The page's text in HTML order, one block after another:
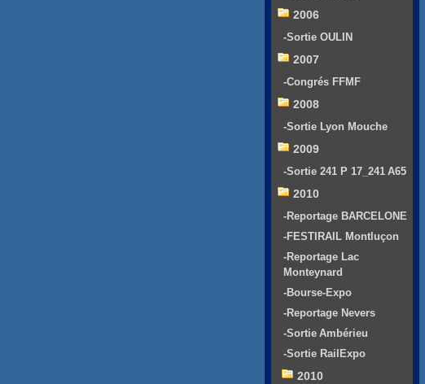
2006
-Sortie OULIN
2007
-Congrés FFMF
2008
-Sortie Lyon Mouche
2009
-Sortie 241 P 17_241 A65
2010
-Reportage BARCELONE
-FESTIRAIL Montluçon
-Reportage Lac
Monteynard
-Bourse-Expo
-Reportage Nevers
-Sortie Ambérieu
-Sortie RailExpo
2010